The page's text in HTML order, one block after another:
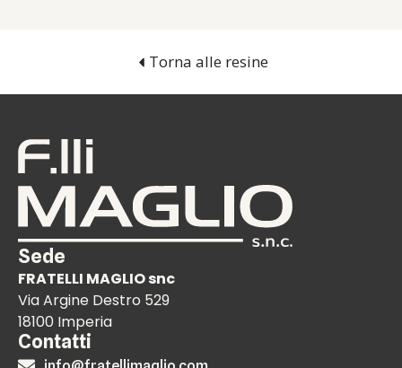
Torna alle resine
Sede
FRATELLI MAGLIO snc
Via Argine Destro 529
18100 Imperia
Contatti